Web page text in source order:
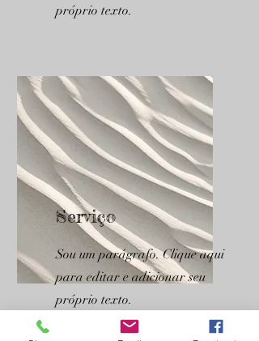
próprio texto.
Serviço
Sou um parágrafo. Clique aqui
para editar e adicionar seu
próprio texto.